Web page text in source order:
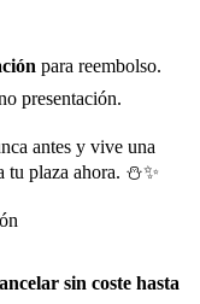
para reembolso.
presentación.
antes y vive una
plaza ahora. ⛄✨
sin coste hasta